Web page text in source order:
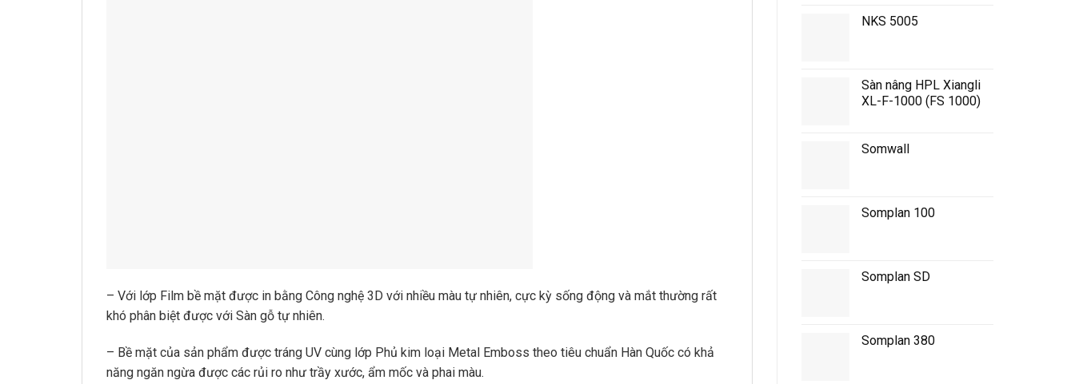
NKS 5005
Sàn nâng HPL Xiangli
XL-F-1000 (FS 1000)
Somwall
Somplan 100
Somplan SD
Somplan 380
– Với lớp Film bề mặt được in bằng Công nghệ 3D với nhiều màu tự nhiên, cực kỳ sống động và mắt thường rất
khó phân biệt được với Sàn gỗ tự nhiên.
– Bề mặt của sản phẩm được tráng UV cùng lớp Phủ kim loại Metal Emboss theo tiêu chuẩn Hàn Quốc có khả
năng ngăn ngừa được các rủi ro như trầy xước, ẩm mốc và phai màu.